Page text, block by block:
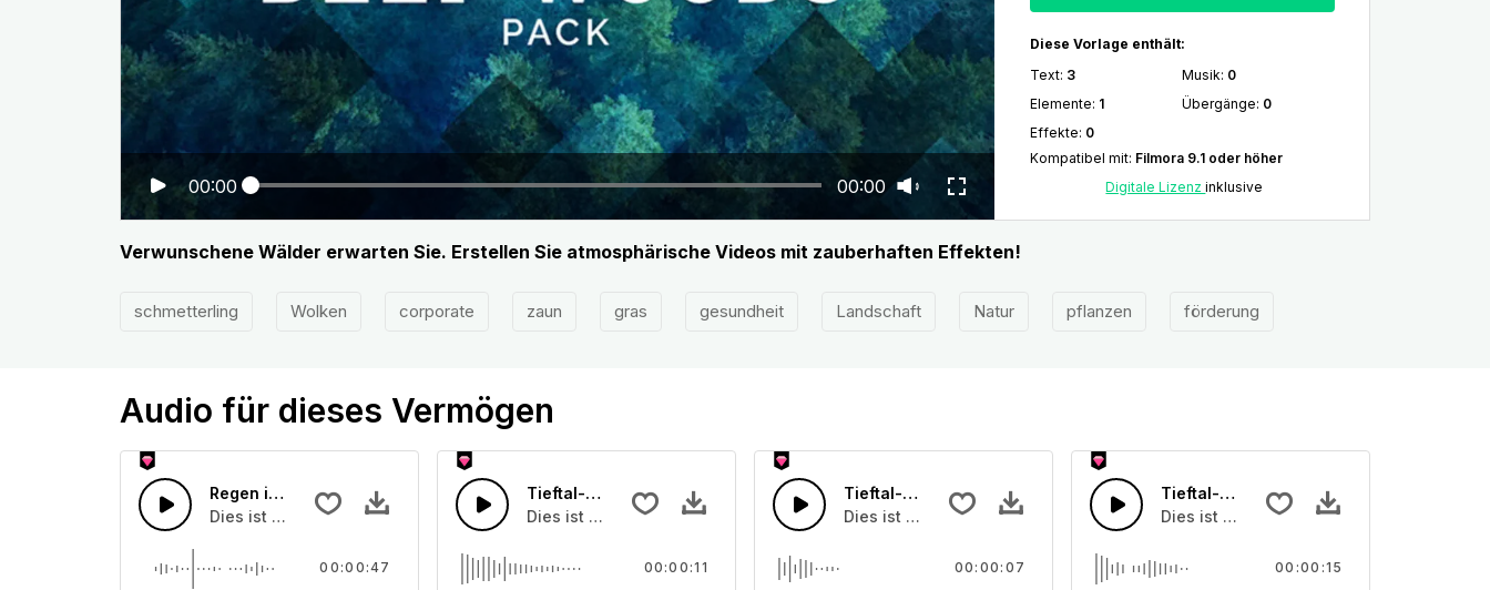
00:00 00:00
Diese Vorlage enthält:
Text: 3 Musik: 0
Elemente: 1 Übergänge: 0
Effekte: 0
Kompatibel mit: Filmora 9.1 oder höher
Digitale Lizenzinklusive
Verwunschene Wälder erwarten Sie. Erstellen Sie atmosphärische Videos mit zauberhaften Effekten!
schmetterling Wolken corporate zaun gras gesundheit Landschaft Natur pflanzen förderung
Audio für dieses Vermögen
Regen im Wald
Dies ist ein Sound von über Rain In The Forest
00:00:47
Tieftal-Echo-Glocke
Dies ist ein Soundeffekt über Schulglocken
00:00:11
Tieftal-Glocke
Dies ist ein Soundeffekt über Schulglocken
00:00:07
Tieftal-Echo-Glocke 01
Dies ist ein Soundeffekt über
00:00:15